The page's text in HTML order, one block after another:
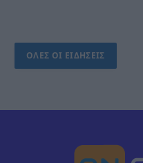
ΟΛΕΣ ΟΙ ΕΙΔΗΣΕΙΣ